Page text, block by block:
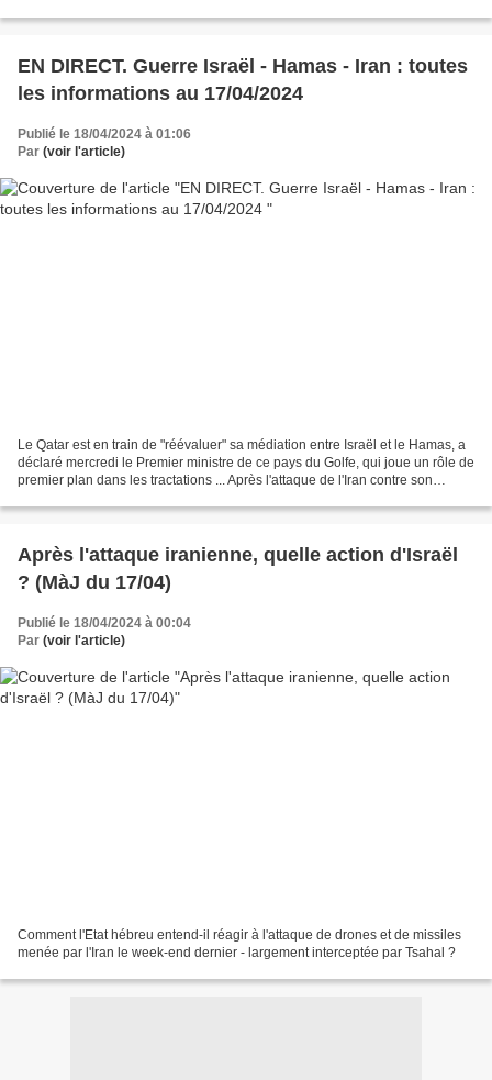
EN DIRECT. Guerre Israël - Hamas - Iran : toutes
les informations au 17/04/2024
Publié le 18/04/2024 à 01:06
Par (voir l'article)
Le Qatar est en train de "réévaluer" sa médiation entre Israël et le Hamas, a
déclaré mercredi le Premier ministre de ce pays du Golfe, qui joue un rôle de
premier plan dans les tractations ... Après l'attaque de l'Iran contre son
Après l'attaque iranienne, quelle action d'Israël
? (MàJ du 17/04)
Publié le 18/04/2024 à 00:04
Par (voir l'article)
Comment l'Etat hébreu entend-il réagir à l'attaque de drones et de missiles
menée par l'Iran le week-end dernier - largement interceptée par Tsahal ?